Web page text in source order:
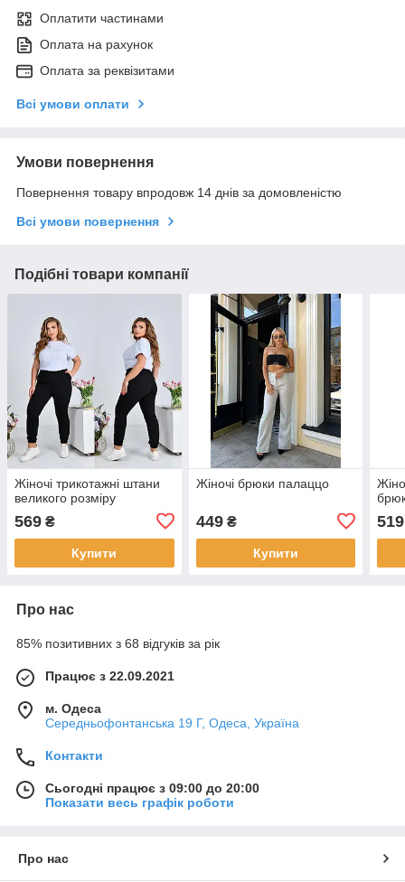
Оплатити частинами
Оплата на рахунок
Оплата за реквізитами
Всі умови оплати
Умови повернення
Повернення товару впродовж 14 днів за домовленістю
Всі умови повернення
Подібні товари компанії
Жіночі трикотажні штани
великого розміру
569 ₴
Купити
Жіночі брюки палаццо
449₴
Купити
519
Про нас
85% позитивних з 68 відгуків за рік
Працює з 22.09.2021
м. Одеса
Середньофонтанська 19 Г, Одеса, Україна
Контакти
Сьогодні працює з 09:00 до 20:00
Показати весь графік роботи
Про нас